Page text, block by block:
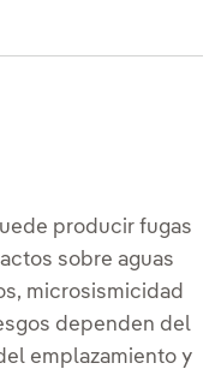
producir fugas
sobre aguas
microsismicidad
dependen del
emplazamiento y